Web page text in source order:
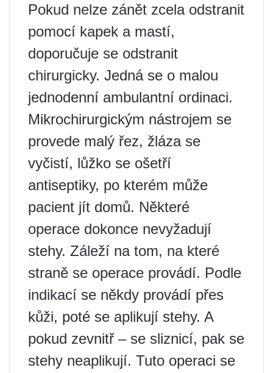
Pokud nelze zánět zcela odstranit
pomocí kapek a mastí,
doporučuje se odstranit
chirurgicky. Jedná se o malou
jednodenní ambulantní ordinaci.
Mikrochirurgickým nástrojem se
provede malý řez, žláza se
vyčistí, lůžko se ošetří
antiseptiky, po kterém může
pacient jít domů. Některé
operace dokonce nevyžadují
stehy. Záleží na tom, na které
straně se operace provádí. Podle
indikací se někdy provádí přes
kůži, poté se aplikují stehy. A
pokud zevnitř – se sliznicí, pak se
stehy neaplikují. Tuto operaci se